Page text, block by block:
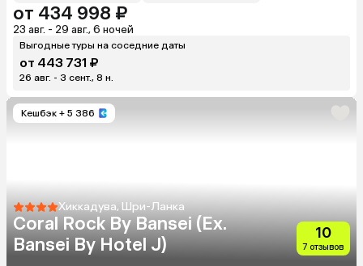
от 434 998 ₽
23 авг. - 29 авг., 6 ночей
Выгодные туры на соседние даты
от 443 731 ₽
26 авг. - 3 сент., 8 н.
Кешбэк + 5 386
Хиккадува, Шри-Ланка
Coral Rock By Bansei (Ex.
Bansei By Hotel J)
10
7 отзывов